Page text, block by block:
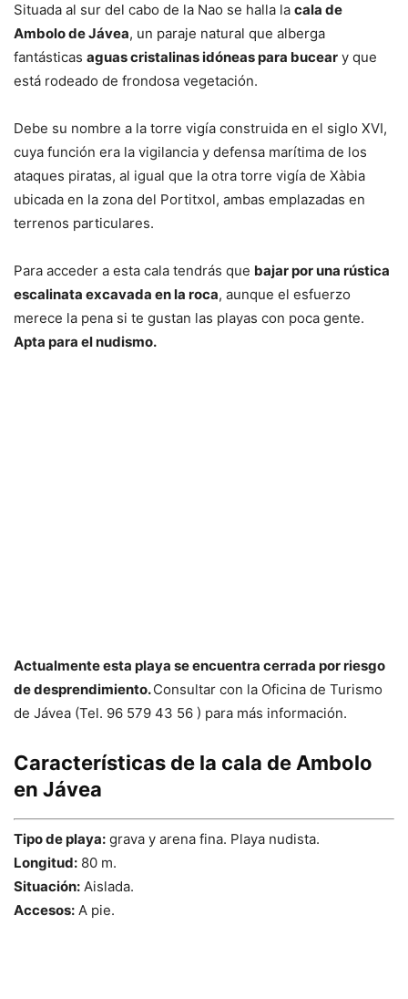
Situada al sur del cabo de la Nao se halla la cala de
Ambolo de Jávea, un paraje natural que alberga
fantásticas aguas cristalinas idóneas para bucear y que
está rodeado de frondosa vegetación.
Debe su nombre a la torre vigía construida en el siglo XVI,
cuya función era la vigilancia y defensa marítima de los
ataques piratas, al igual que la otra torre vigía de Xàbia
ubicada en la zona del Portitxol, ambas emplazadas en
terrenos particulares.
Para acceder a esta cala tendrás que bajar por una rústica
escalinata excavada en la roca, aunque el esfuerzo
merece la pena si te gustan las playas con poca gente.
Apta para el nudismo.
Actualmente esta playa se encuentra cerrada por riesgo
de desprendimiento.Consultar con la Oficina de Turismo
de Jávea (Tel. 96 579 43 56 ) para más información.
Características de la cala de Ambolo
en Jávea
Tipo de playa: grava y arena fina. Playa nudista.
Longitud: 80 m.
Situación: Aislada.
Accesos: A pie.